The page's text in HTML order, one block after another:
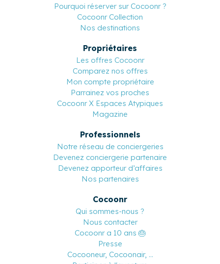
Pourquoi réserver sur Cocoonr ?
Cocoonr Collection
Nos destinations
Propriétaires
Les offres Cocoonr
Comparez nos offres
Mon compte propriétaire
Parrainez vos proches
Cocoonr X Espaces Atypiques
Magazine
Professionnels
Notre réseau de conciergeries
Devenez conciergerie partenaire
Devenez apporteur d’affaires
Nos partenaires
Cocoonr
Qui sommes-nous ?
Nous contacter
Cocoonr a 10 ans 🎂
Presse
Cocooneur, Cocoonair, ...